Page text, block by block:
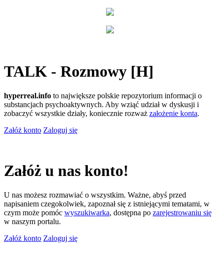
TALK - Rozmowy [H]
hyperreal.info to największe polskie repozytorium informacji o
substancjach psychoaktywnych. Aby wziąć udział w dyskusji i
zobaczyć wszystkie działy, koniecznie rozważ założenie konta.
Załóż konto Zaloguj się
Załóż u nas konto!
U nas możesz rozmawiać o wszystkim. Ważne, abyś przed
napisaniem czegokolwiek, zapoznał się z istniejącymi tematami, w
czym może pomóc wyszukiwarka, dostępna po zarejestrowaniu się
w naszym portalu.
Załóż konto Zaloguj się